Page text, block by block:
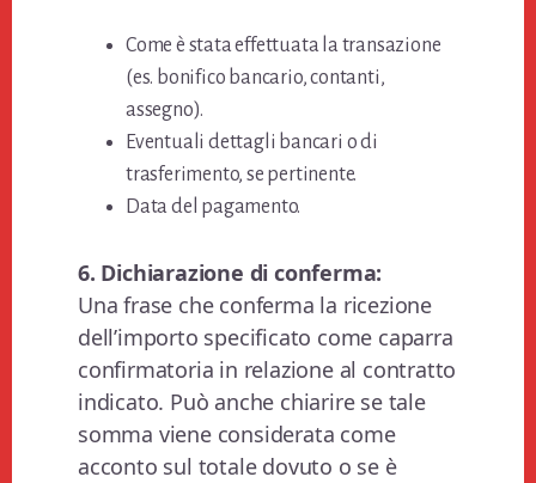
Come è stata effettuata la transazione
(es. bonifico bancario, contanti,
assegno).
Eventuali dettagli bancari o di
trasferimento, se pertinente.
Data del pagamento.
6. Dichiarazione di conferma:
Una frase che conferma la ricezione
dell’importo specificato come caparra
confirmatoria in relazione al contratto
indicato. Può anche chiarire se tale
somma viene considerata come
acconto sul totale dovuto o se è